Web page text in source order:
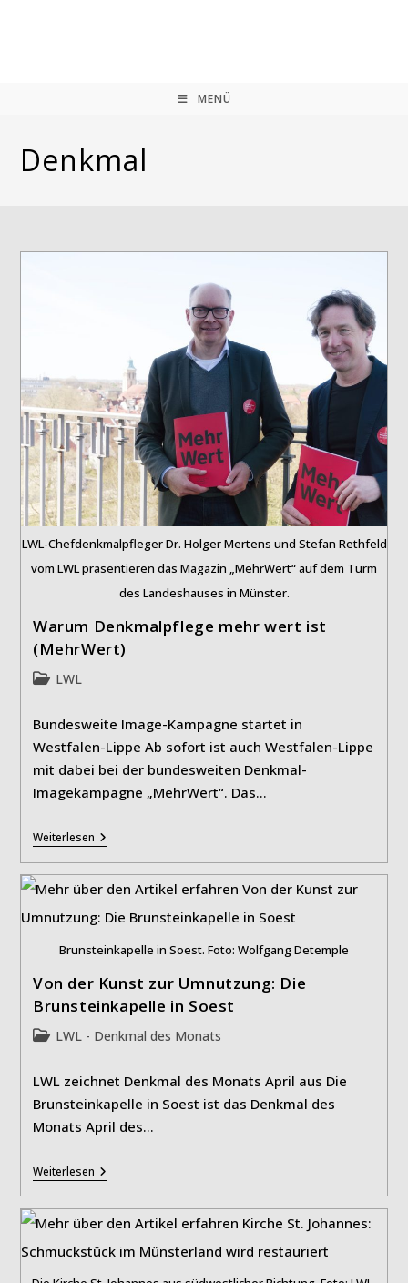
MENÜ
Denkmal
LWL-Chefdenkmalpfleger Dr. Holger Mertens und Stefan Rethfeld
vom LWL präsentieren das Magazin „MehrWert“ auf dem Turm
des Landeshauses in Münster.
Warum Denkmalpflege mehr wert ist
(MehrWert)
Beitrags-
LWL
Bundesweite Image-Kampagne startet in
Westfalen-Lippe Ab sofort ist auch Westfalen-Lippe
mit dabei bei der bundesweiten Denkmal-
Imagekampagne „MehrWert“. Das…
WeiterlesenWarum
Denkmalpflege
Mehr
Wert
Ist
(MehrWert)
Brunsteinkapelle in Soest. Foto: Wolfgang Detemple
Von der Kunst zur Umnutzung: Die
Brunsteinkapelle in Soest
Beitrags-LWL - Denkmal des Monats
LWL zeichnet Denkmal des Monats April aus Die
Brunsteinkapelle in Soest ist das Denkmal des
Monats April des…
WeiterlesenVon
Der
Kunst
Zur
Umnutzung:
Die
Brunsteinkapelle